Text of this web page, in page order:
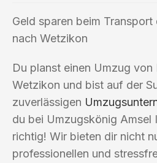
Geld sparen beim
nach Wetzikon
Du planst einen Umzug
Wetzikon und bist auf der
zuverlässigen
du bei Umzugskönig Amsel
richtig! Wir bieten dir nicht
professionellen und